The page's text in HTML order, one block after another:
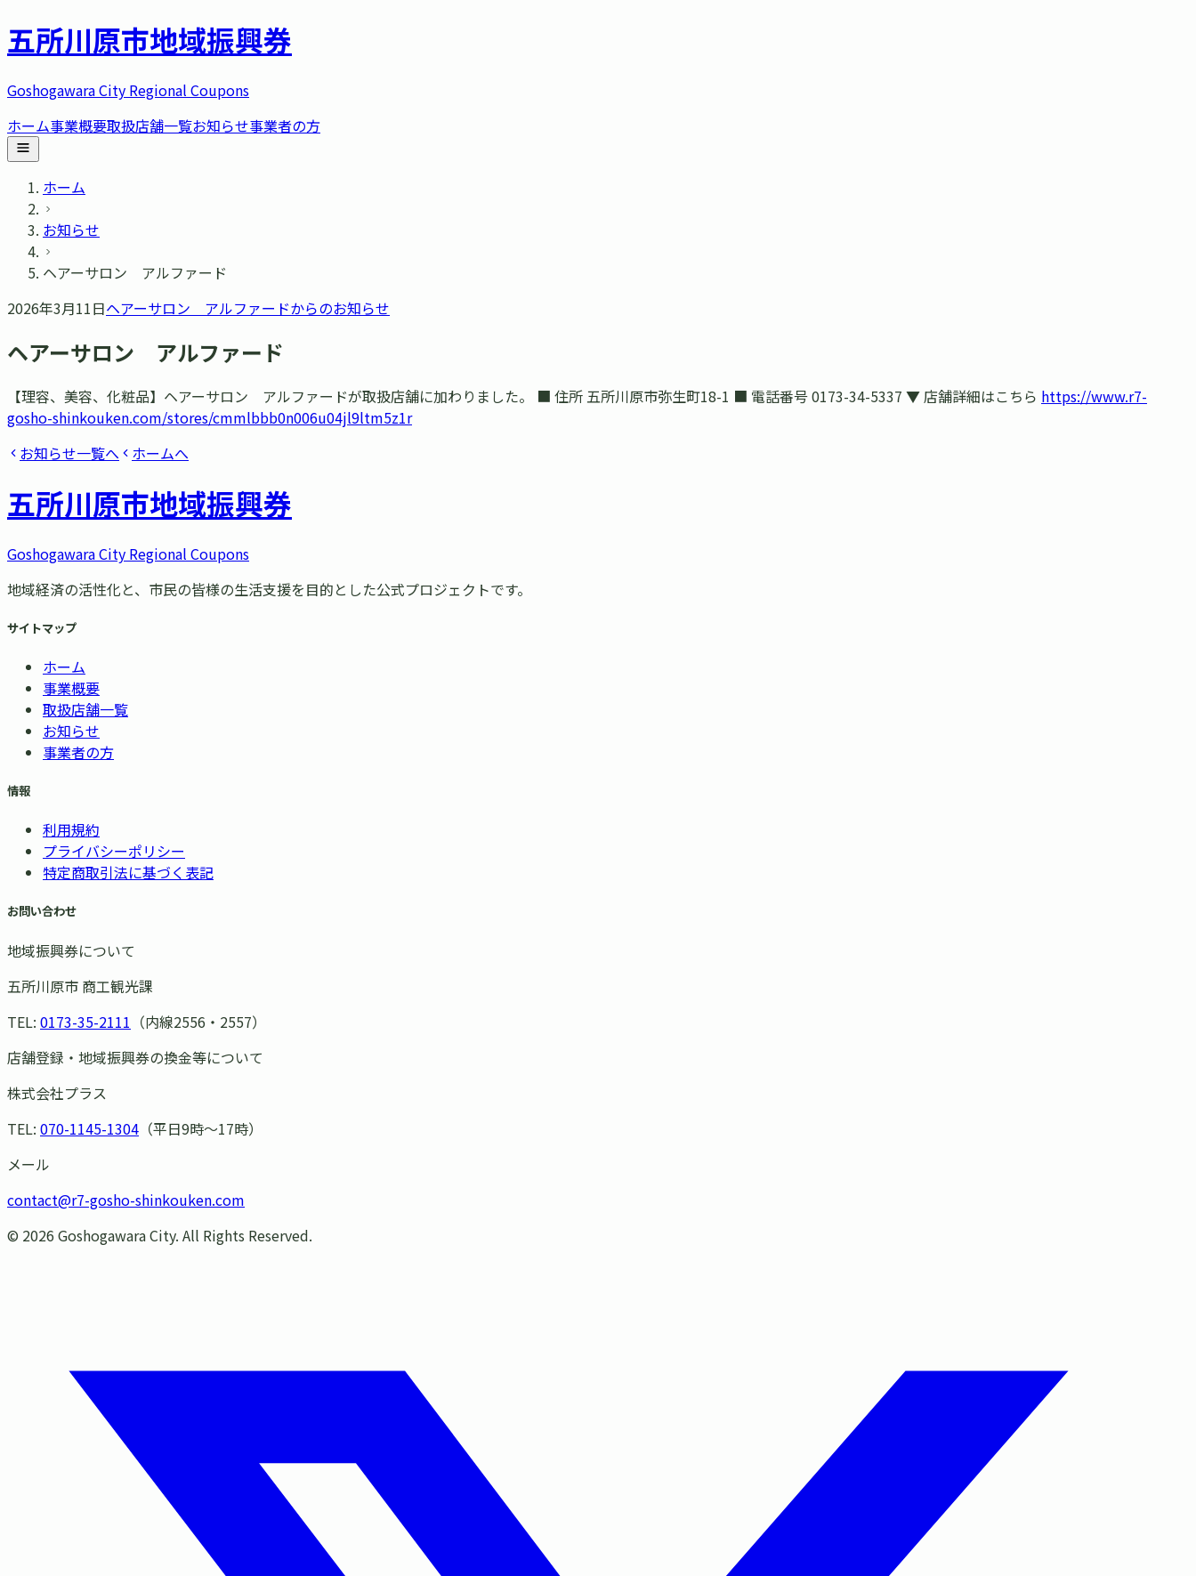
五所川原市地域振興券
Goshogawara City Regional Coupons
ホーム事業概要取扱店舗一覧お知らせ事業者の方
ホーム
お知らせ
ヘアーサロン アルファード
2026年3月11日ヘアーサロン アルファードからのお知らせ
ヘアーサロン アルファード
【理容、美容、化粧品】ヘアーサロン アルファードが取扱店舗に加わりました。 ■ 住所 五所川原市弥生町18-1 ■ 電話番号 0173-34-5337 ▼ 店舗詳細はこちら https://www.r7-
gosho-shinkouken.com/stores/cmmlbbb0n006u04jl9ltm5z1r
お知らせ一覧へ
ホームへ
五所川原市地域振興券
Goshogawara City Regional Coupons
地域経済の活性化と、市民の皆様の生活支援を目的とした公式プロジェクトです。
サイトマップ
ホーム
事業概要
取扱店舗一覧
お知らせ
事業者の方
情報
利用規約
プライバシーポリシー
特定商取引法に基づく表記
お問い合わせ
地域振興券について
五所川原市 商工観光課
TEL: 0173-35-2111 （内線2556・2557）
店舗登録・地域振興券の換金等について
株式会社プラス
TEL: 070-1145-1304 （平日9時〜17時）
メール
contact@r7-gosho-shinkouken.com
© 2026 Goshogawara City. All Rights Reserved.